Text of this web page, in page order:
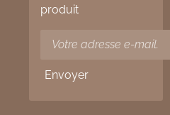
produit
Envoyer